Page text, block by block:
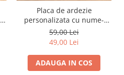
Placa de ardezie
personalizata cu nume-
Rares
59,00 Lei
49,00 Lei
ADAUGA IN COS